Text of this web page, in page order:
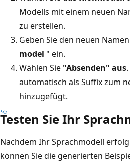
Modells mit einem neuen
zu erstellen.
Geben Sie den neuen
model " ein.
Wählen Sie "Absenden" aus
automatisch als Suffix zum
hinzugefügt.
Testen Sie Ihr
Nachdem Ihr Sprachmodell
können Sie die generierten